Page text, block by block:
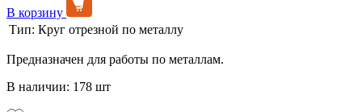
В корзину
Тип: Круг отрезной по металлу
Предназначен для работы по металлам.
В наличии: 178 шт